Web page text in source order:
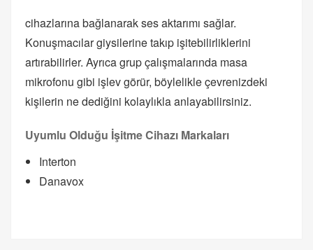
cihazlarına bağlanarak ses aktarımı sağlar.
Konuşmacılar giysilerine takıp işitebilirliklerini
artırabilirler. Ayrıca grup çalışmalarında masa
mikrofonu gibi işlev görür, böylelikle çevrenizdeki
kişilerin ne dediğini kolaylıkla anlayabilirsiniz.
Uyumlu Olduğu İşitme Cihazı Markaları
Interton
Danavox